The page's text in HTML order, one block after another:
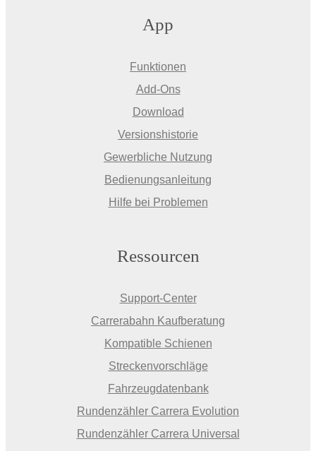
App
Funktionen
Add-Ons
Download
Versionshistorie
Gewerbliche Nutzung
Bedienungsanleitung
Hilfe bei Problemen
Ressourcen
Support-Center
Carrerabahn Kaufberatung
Kompatible Schienen
Streckenvorschläge
Fahrzeugdatenbank
Rundenzähler Carrera Evolution
Rundenzähler Carrera Universal